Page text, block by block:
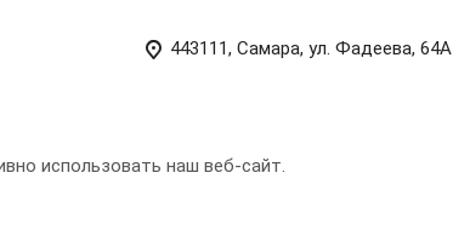
443111, Самара, ул. Фадеева, 64А
использовать наш веб-сайт.